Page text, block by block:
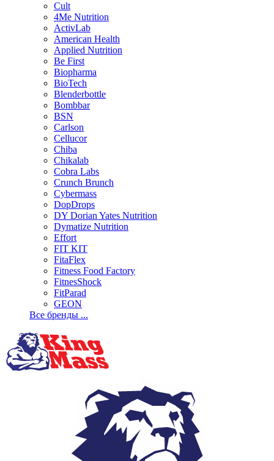
Cult
4Me Nutrition
ActivLab
American Health
Applied Nutrition
Be First
Biopharma
BioTech
Blenderbottle
Bombbar
BSN
Carlson
Cellucor
Chiba
Chikalab
Cobra Labs
Crunch Brunch
Cybermass
DopDrops
DY Dorian Yates Nutrition
Dymatize Nutrition
Effort
FIT KIT
FitaFlex
Fitness Food Factory
FitnesShock
FitParad
GEON
Все бренды ...